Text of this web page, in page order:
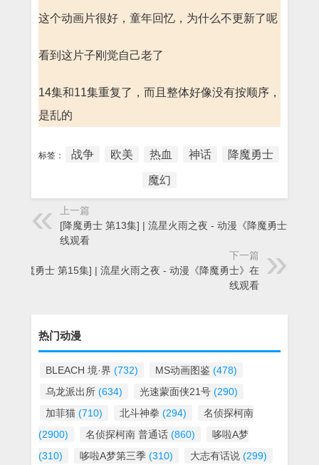
这个动画片很好，童年回忆，为什么不更新了呢
看到这片子刚觉自己老了
14集和11集重复了，而且整体好像没有按顺序，
是乱的
标签： 战争 欧美 热血 神话 降魔勇士
魔幻
上一篇
[降魔勇士 第13集] | 流星火雨之夜 - 动漫《降魔勇士》在
线观看
下一篇
[降魔勇士 第15集] | 流星火雨之夜 - 动漫《降魔勇士》在
线观看
热门动漫
BLEACH 境·界 (732) MS动画图鉴 (478)
乌龙派出所 (634) 光速蒙面侠21号 (290)
加菲猫 (710) 北斗神拳 (294)
名侦探柯南
(2900)
名侦探柯南 普通话 (860)
哆啦A梦
(310)
哆啦A梦第三季 (310) 大志有话说 (299)